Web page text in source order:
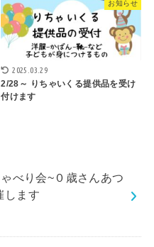
お知らせ
2025.03.29
2/28～ りちゃいくる提供品を受け
付けます
べり会~０歳さんあつ
します